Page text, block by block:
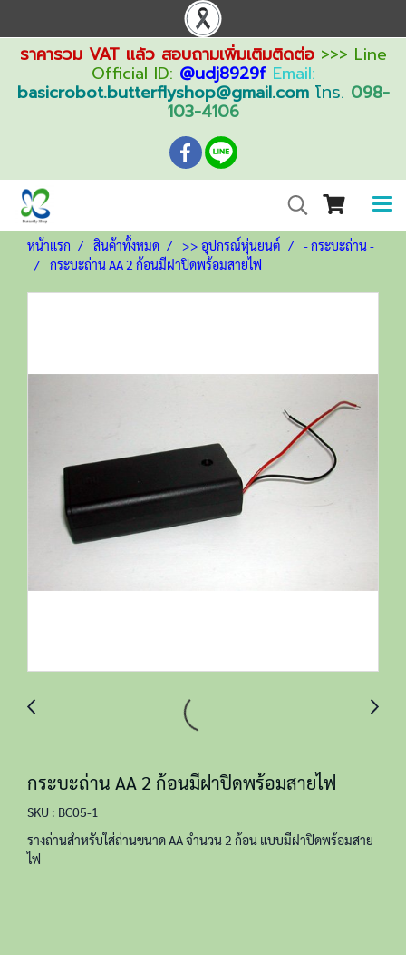
ราคารวม VAT แล้ว สอบถามเพิ่มเติมติดต่อ>>> Line
Official ID: @udj8929f Email:
basicrobot.butterflyshop@gmail.comโทร. 098-
103-4106
หน้าแรก สินค้าทั้งหมด >> อุปกรณ์หุ่นยนต์
- กระบะถ่าน -
กระบะถ่าน AA 2 ก้อนมีฝาปิดพร้อมสายไฟ
กระบะถ่าน AA 2 ก้อนมีฝาปิดพร้อมสายไฟ
SKU : BC05-1
รางถ่านสำหรับใส่ถ่านขนาด AA จำนวน 2 ก้อน แบบมีฝาปิดพร้อมสาย
ไฟ